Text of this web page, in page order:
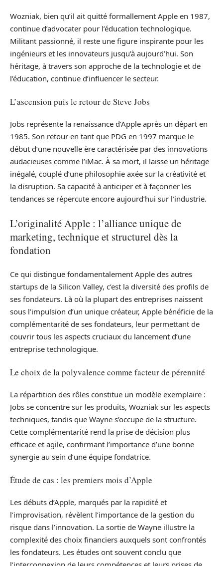
Wozniak, bien qu’il ait quitté formallement Apple en 1987,
continue d’advocater pour l’éducation technologique.
Militant passionné, il reste une figure inspirante pour les
ingénieurs et les innovateurs jusqu’à aujourd’hui. Son
héritage, à travers son approche de la technologie et de
l’éducation, continue d’influencer le secteur.
L’ascension puis le retour de Steve Jobs
Jobs représente la renaissance d’Apple après un départ en
1985. Son retour en tant que PDG en 1997 marque le
début d’une nouvelle ère caractérisée par des innovations
audacieuses comme l’iMac. À sa mort, il laisse un héritage
inégalé, couplé d’une philosophie axée sur la créativité et
la disruption. Sa capacité à anticiper et à façonner les
tendances se répercute encore aujourd’hui sur l’industrie.
L’originalité Apple : l’alliance unique de
marketing, technique et structurel dès la
fondation
Ce qui distingue fondamentalement Apple des autres
startups de la Silicon Valley, c’est la diversité des profils de
ses fondateurs. Là où la plupart des entreprises naissent
sous l’impulsion d’un unique créateur, Apple bénéficie de la
complémentarité de ses fondateurs, leur permettant de
couvrir tous les aspects cruciaux du lancement d’une
entreprise technologique.
Le choix de la polyvalence comme facteur de pérennité
La répartition des rôles constitue un modèle exemplaire :
Jobs se concentre sur les produits, Wozniak sur les aspects
techniques, tandis que Wayne s’occupe de la structure.
Cette complémentarité rend la prise de décision plus
efficace et agile, confirmant l’importance d’une bonne
synergie au sein d’une équipe fondatrice.
Étude de cas : les premiers mois d’Apple
Les débuts d’Apple, marqués par la rapidité et
l’improvisation, révèlent l’importance de la gestion du
risque dans l’innovation. La sortie de Wayne illustre la
complexité des choix financiers auxquels sont confrontés
les fondateurs. Les études ont souvent conclu que